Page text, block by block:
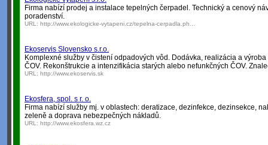
Firma nabízí prodej a instalace tepelných čerpadel. Technický a cenový
poradenství.
URL: http://www.ekologicke-vytapeni.cz/tepelna-cerpadla.ph...
Ekoservis Slovensko s.r.o.
Komplexné služby v čistení odpadových vôd. Dodávka, realizácia a
ČOV. Rekonštrukcie a intenzifikácia starých alebo nefunkčných ČOV.
URL: http://www.ekoservis.sk
Ekosfera, spol. s r. o.
Firma nabízí služby mj. v oblastech: deratizace, dezinfekce, dezinsekce,
zeleně a doprava nebezpečných nákladů.
URL: http://www.ekosfera.wz.cz